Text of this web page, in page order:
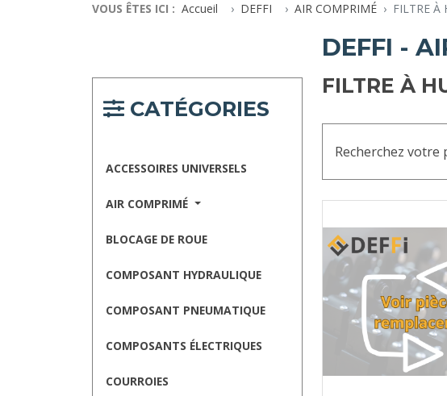
VOUS ÊTES ICI : Accueil DEFFI AIR COMPRIMÉ FILTRE À
CATÉGORIES
ACCESSOIRES UNIVERSELS
AIR COMPRIMÉ
BLOCAGE DE ROUE
COMPOSANT HYDRAULIQUE
COMPOSANT PNEUMATIQUE
COMPOSANTS ÉLECTRIQUES
COURROIES
DEFFI -
FILTRE À
Recherchez votre